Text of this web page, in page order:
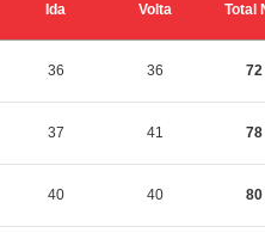
Ida Volta Total
36 36 72
37 41 78
40 40 80